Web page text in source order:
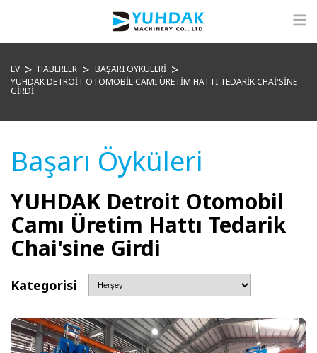
EV HABERLER
BAŞARI ÖYKÜLERI
YUHDAK DETROIT OTOMOBIL CAMI ÜRETIM HATTI TEDARIK CHAI'SINE
GIRDI
Başarı Öyküleri
YUHDAK Detroit Otomobil
Camı Üretim Hattı Tedarik
Chai'sine Girdi
Kategorisi